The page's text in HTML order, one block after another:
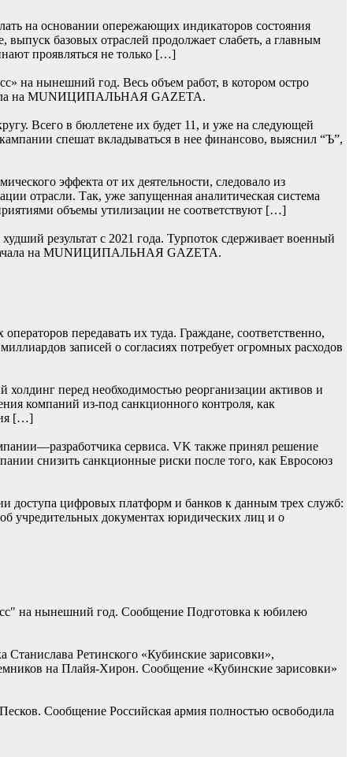
на основании опережающих индикаторов состояния
базовых отраслей продолжает слабеть, а главным
проявляться не только […]
на нынешний год. Весь объем работ, в котором остро
на MUNИЦИПАЛЬНАЯ GAZЕТА.
Всего в бюллетене их будет 11, и уже на следующей
спешат вкладываться в нее финансово, выяснил “Ъ”,
эффекта от их деятельности, следовало из
отрасли. Так, уже запущенная аналитическая система
объемы утилизации не соответствуют […]
результат с 2021 года. Турпоток сдерживает военный
сначала на MUNИЦИПАЛЬНАЯ GAZЕТА.
передавать их туда. Граждане, соответственно,
записей о согласиях потребует огромных расходов
перед необходимостью реорганизации активов и
компаний из-под санкционного контроля, как
[…]
сервиса. VK также принял решение
снизить санкционные риски после того, как Евросоюз
доступа цифровых платформ и банков к данным трех служб:
учредительных документах юридических лиц и о
на нынешний год. Сообщение Подготовка к юбилею
Ретинского «Кубинские зарисовки»,
на Плайя-Хирон. Сообщение «Кубинские зарисовки»
Сообщение Российская армия полностью освободила